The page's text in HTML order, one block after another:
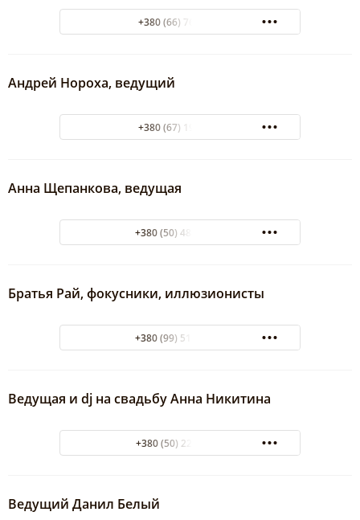
+380 (66) 7664544
Андрей Нороха, ведущий
+380 (67) 1938326
Анна Щепанкова, ведущая
+380 (50) 488-08-53
Братья Рай, фокусники, иллюзионисты
+380 (99) 515-85-51
Ведущая и dj на свадьбу Анна Никитина
+380 (50) 228 70 85
Ведущий Данил Белый